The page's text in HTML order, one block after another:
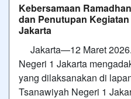
Kebersamaan
dan Penutupan Kegiatan
Jakarta
Jakarta—12 Maret
Negeri 1 Jakarta
yang dilaksanakan di
Tsanawiyah Negeri 1